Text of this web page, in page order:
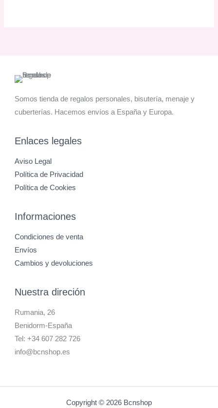
Somos tienda de regalos personales, bisutería, menaje y
cuberterías. Hacemos envíos a España y Europa.
Enlaces legales
Aviso Legal
Política de Privacidad
Política de Cookies
Informaciones
Condiciones de venta
Envíos
Cambios y devoluciones
Nuestra direción
Rumania, 26
Benidorm-España
Tel: +34 607 282 726
info@bcnshop.es
Copyright © 2026 Bcnshop